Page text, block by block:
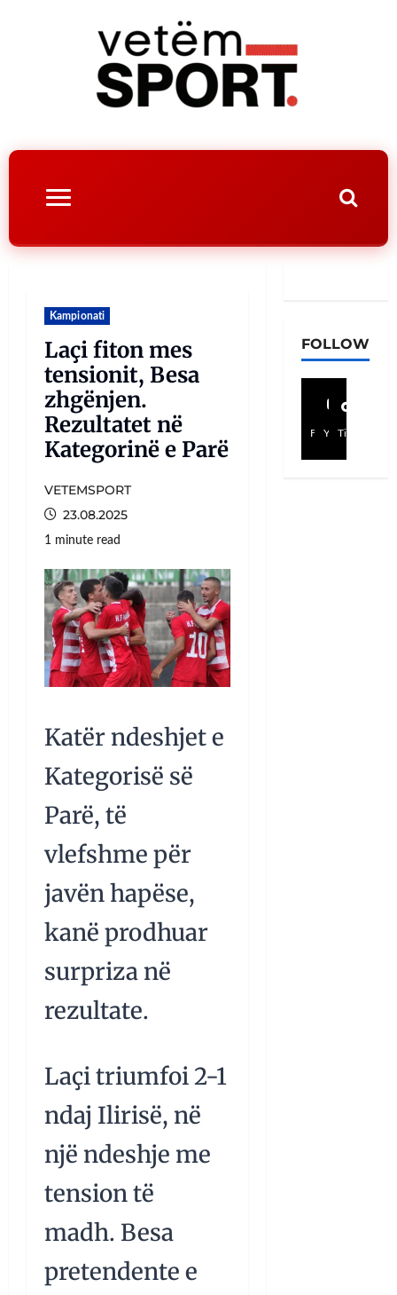
Kampionati
Laçi fiton mes
tensionit, Besa
zhgënjen.
Rezultatet në
Kategorinë e Parë
VETEMSPORT
23.08.2025
1 minute read
Katër ndeshjet e
Kategorisë së
Parë, të
vlefshme për
javën hapëse,
kanë prodhuar
surpriza në
rezultate.
Laçi triumfoi 2-1
ndaj Ilirisë, në
një ndeshje me
tension të
madh. Besa
pretendente e
FOLLOW
Facebook
YouTube
TikTok